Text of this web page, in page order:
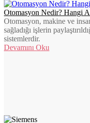
Otomasyon Nedir? Hangi
Otomasyon, makine ve
sağladığı işlerin
sistemlerdir.
Devamını Oku